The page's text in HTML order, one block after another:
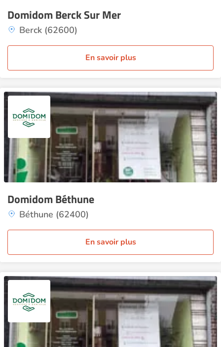
Domidom Berck Sur Mer
Berck (62600)
En savoir plus
Domidom Béthune
Béthune (62400)
En savoir plus